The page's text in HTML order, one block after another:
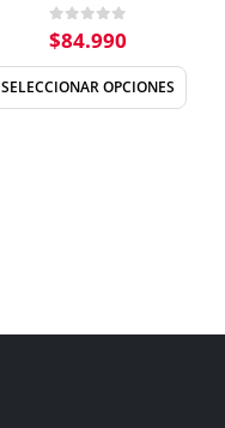
0out of 5
$84.990
SELECCIONAR OPCIONES